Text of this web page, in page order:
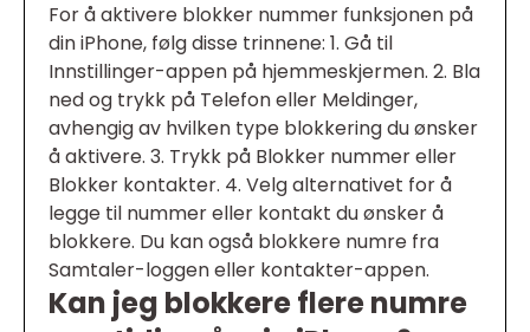
For å aktivere blokker nummer funksjonen på
din iPhone, følg disse trinnene: 1. Gå til
Innstillinger-appen på hjemmeskjermen. 2. Bla
ned og trykk på Telefon eller Meldinger,
avhengig av hvilken type blokkering du ønsker
å aktivere. 3. Trykk på Blokker nummer eller
Blokker kontakter. 4. Velg alternativet for å
legge til nummer eller kontakt du ønsker å
blokkere. Du kan også blokkere numre fra
Samtaler-loggen eller kontakter-appen.
Kan jeg blokkere flere numre